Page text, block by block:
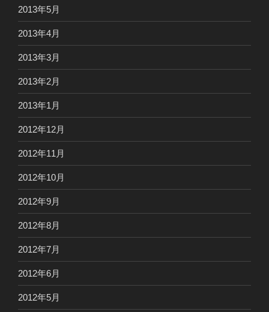
2013年5月
2013年4月
2013年3月
2013年2月
2013年1月
2012年12月
2012年11月
2012年10月
2012年9月
2012年8月
2012年7月
2012年6月
2012年5月